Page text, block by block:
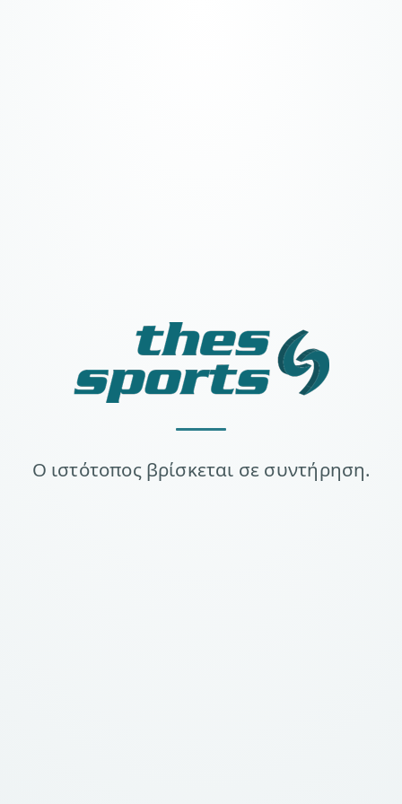
Ο ιστότοπος βρίσκεται σε συντήρηση.